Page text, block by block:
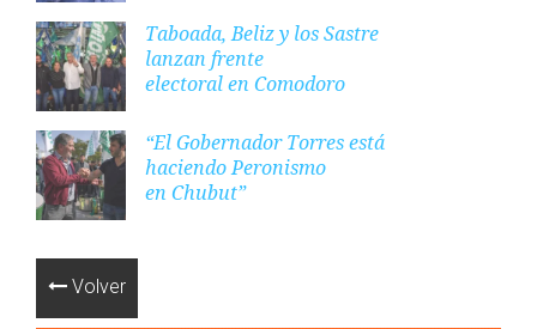
Taboada, Beliz y los Sastre
lanzan frente
electoral en Comodoro
“El Gobernador Torres está
haciendo Peronismo
en Chubut”
Volver